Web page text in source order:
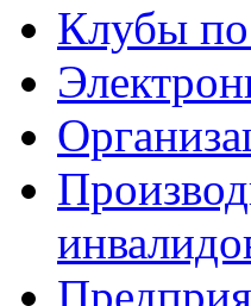
Клубы